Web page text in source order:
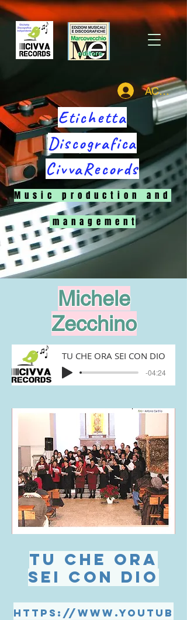
ACCEDI
Etichetta
Discografica
CivvaRecords
M u s i c p r o d u c t i o n a n d
m a n a g e m e n t
Michele
Zecchino
TU CHE ORA SEI CON DIO
-04:24
TU CHE ORA
SEI CON DIO
https://www.youtub